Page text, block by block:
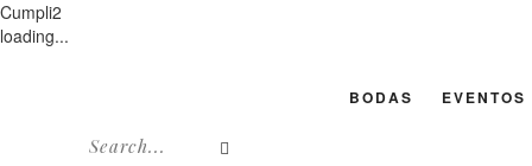
Cumpli2
loading...
BODAS EVENTOS